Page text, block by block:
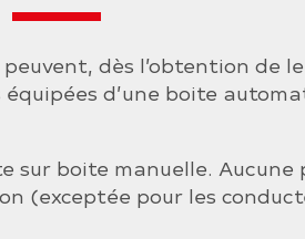
dès l’obtention de
d’une boite
sur boite manuelle.
(exceptée pour les